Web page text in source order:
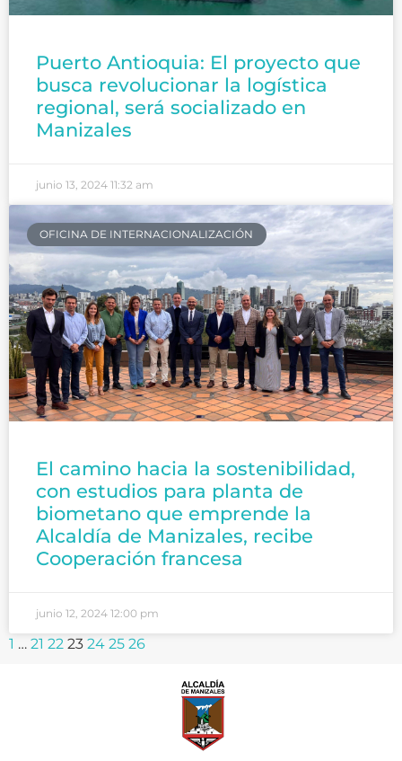
Puerto Antioquia: El proyecto que
busca revolucionar la logística
regional, será socializado en
Manizales
junio 13, 2024 11:32 am
OFICINA DE INTERNACIONALIZACIÓN
El camino hacia la sostenibilidad,
con estudios para planta de
biometano que emprende la
Alcaldía de Manizales, recibe
Cooperación francesa
junio 12, 2024 12:00 pm
1 … 21 22 23 24 25 26